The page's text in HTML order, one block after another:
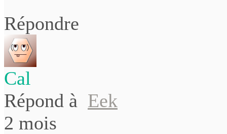
Répondre
Cal
Répond à Eek
2 mois